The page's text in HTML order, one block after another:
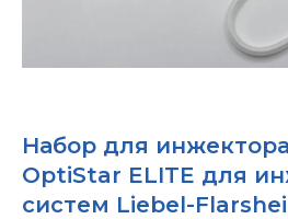
Набор для
OptiStar ELITE для
систем Liebel-